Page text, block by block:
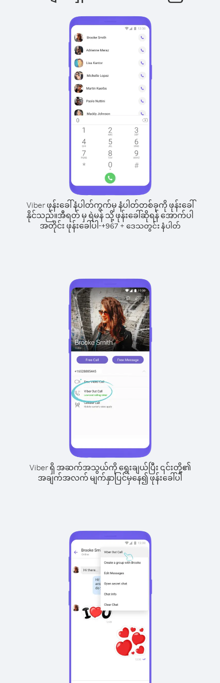
Viber ဖုန်းခေါ်နံပါတ်ကွက်မှ နံပါတ်တစ်ခုကို ဖုန်းခေါ်
နိုင်သည်။အီရတ် မှ ရဲမန် သို့ ဖုန်းခေါ်ဆိုရန် အောက်ပါ
အတိုင်း ဖုန်းခေါ်ပါ-+967+ ဒေသတွင်း နံပါတ်
Viber ရှိ အဆက်အသွယ်ကို ရွေးချယ်ပြီး ၎င်းတို့၏
အချက်အလက် မျက်နှာပြင်မှနေ၍ ဖုန်းခေါ်ပါ